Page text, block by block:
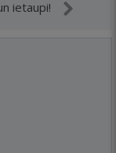
ietaupi!